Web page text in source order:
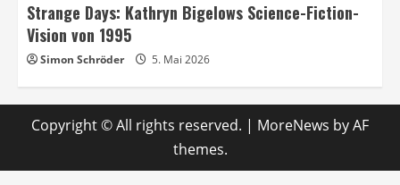
Strange Days: Kathryn Bigelows Science-Fiction-
Vision von 1995
Simon Schröder 5. Mai 2026
Copyright © All rights reserved. | MoreNews by AF
themes.